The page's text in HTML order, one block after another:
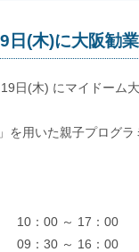
日(木)に大阪勧
日(木) にマイドーム
を用いた親子プログ
10：00 ～ 17：00
09：30 ～ 16：00